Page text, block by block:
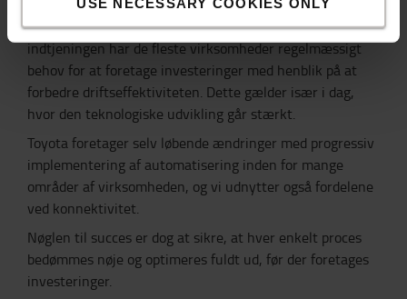
For at kunne forblive konkurrencedygtige og maksimere
indtjeningen har de fleste virksomheder regelmæssigt
behov for at foretage investeringer med henblik på at
forbedre driftseffektiviteten. Dette gælder især i dag,
hvor den teknologiske udvikling går stærkt.
Toyota foretager selv løbende ændringer med progressiv
implementering af automatisering inden for mange
områder af virksomheden, og vi udnytter også fordelene
ved konnektivitet.
Nøglen til succes er dog at sikre, at hver enkelt proces
bedømmes nøje og optimeres fuldt ud, før der foretages
investeringer.